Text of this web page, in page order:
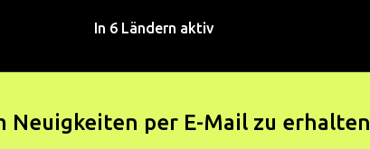
In 6 Ländern aktiv
Neuigkeiten per E-Mail zu erhalten